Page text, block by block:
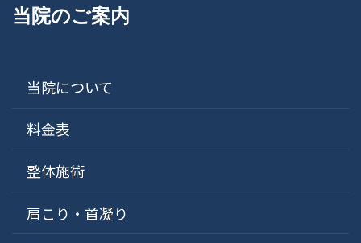
当院のご案内
当院について
料金表
整体施術
肩こり・首凝り